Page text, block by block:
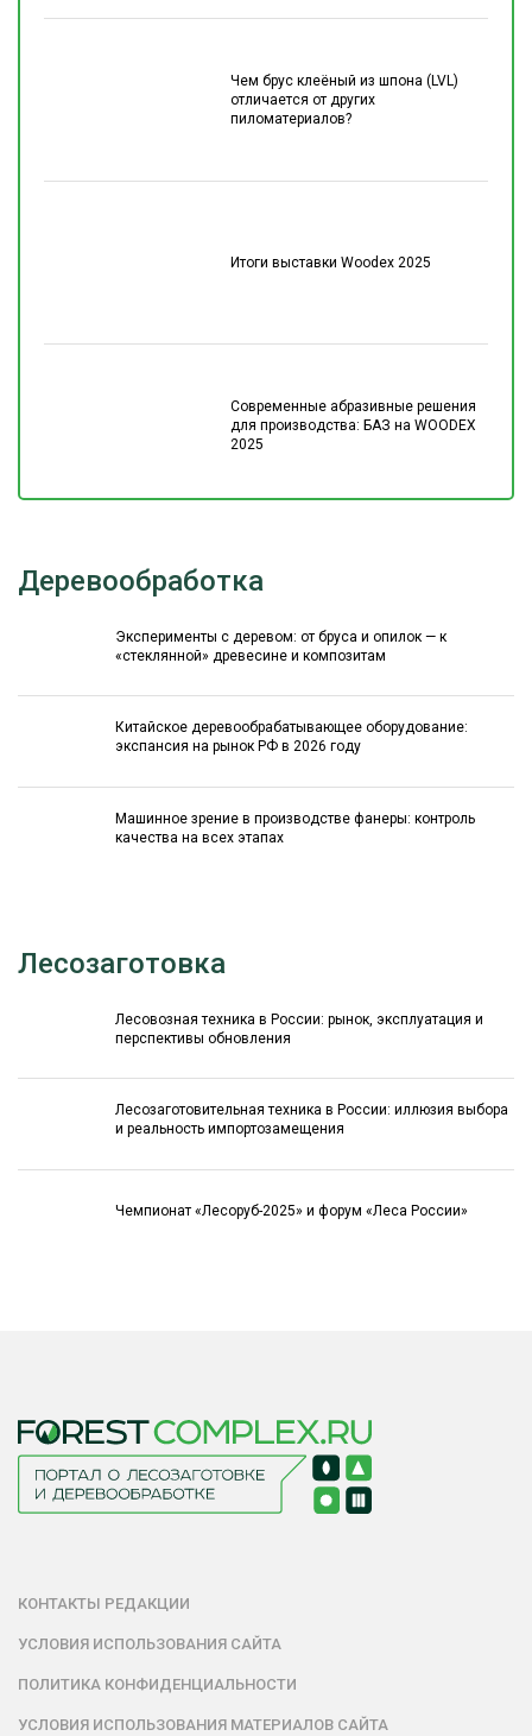
Чем брус клеёный из шпона (LVL)
отличается от других
пиломатериалов?
Итоги выставки Woodex 2025
Современные абразивные решения
для производства: БАЗ на WOODEX
2025
Деревообработка
Эксперименты с деревом: от бруса и опилок — к
«стеклянной» древесине и композитам
Китайское деревообрабатывающее оборудование:
экспансия на рынок РФ в 2026 году
Машинное зрение в производстве фанеры: контроль
качества на всех этапах
Лесозаготовка
Лесовозная техника в России: рынок, эксплуатация и
перспективы обновления
Лесозаготовительная техника в России: иллюзия выбора
и реальность импортозамещения
Чемпионат «Лесоруб-2025» и форум «Леса России»
КОНТАКТЫ РЕДАКЦИИ
УСЛОВИЯ ИСПОЛЬЗОВАНИЯ САЙТА
ПОЛИТИКА КОНФИДЕНЦИАЛЬНОСТИ
УСЛОВИЯ ИСПОЛЬЗОВАНИЯ МАТЕРИАЛОВ САЙТА